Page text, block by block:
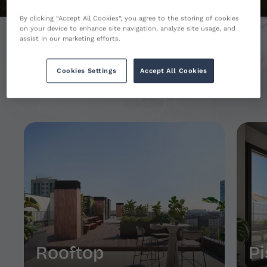
Getafe
Zonascomunes
Rooftop
By clicking “Accept All Cookies”, you agree to the storing of cookies
on your device to enhance site navigation, analyze site usage, and
assist in our marketing efforts.
Accept All Cookies
Cookies Settings